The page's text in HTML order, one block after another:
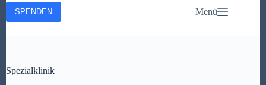
SPENDEN Menü
Spezialklinik